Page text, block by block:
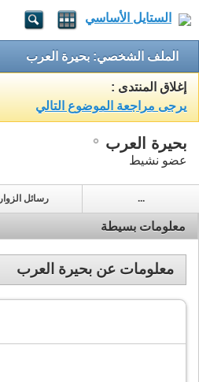
الستايل الأساسي
الملف الشخصي: بحيرة العرب
إغلاق المنتدى :
يرجى مراجعة الموضوع التالي
بحيرة العرب
عضو نشيط
رسائل الزوار ...
معلومات بسيطة
معلومات عن بحيرة العرب